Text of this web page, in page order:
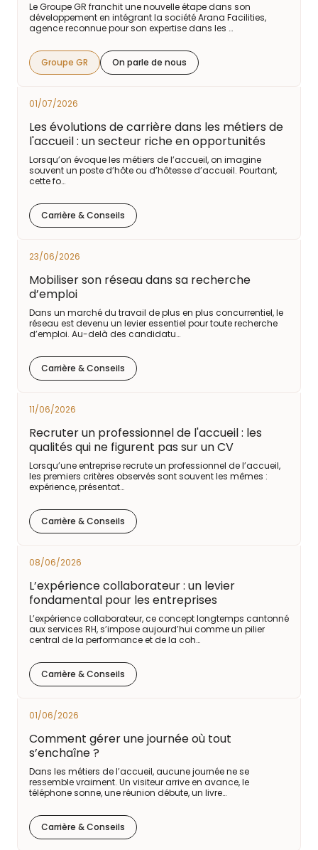
Le Groupe GR franchit une nouvelle étape dans son
développement en intégrant la société Arana Facilities,
agence reconnue pour son expertise dans les …
Groupe GR On parle de nous
01/07/2026
Les évolutions de carrière dans les métiers de
l'accueil : un secteur riche en opportunités
Lorsqu’on évoque les métiers de l’accueil, on imagine
souvent un poste d’hôte ou d’hôtesse d’accueil. Pourtant,
cette fo…
Carrière & Conseils
23/06/2026
Mobiliser son réseau dans sa recherche
d’emploi
Dans un marché du travail de plus en plus concurrentiel, le
réseau est devenu un levier essentiel pour toute recherche
d’emploi. Au-delà des candidatu…
Carrière & Conseils
11/06/2026
Recruter un professionnel de l'accueil : les
qualités qui ne figurent pas sur un CV
Lorsqu’une entreprise recrute un professionnel de l’accueil,
les premiers critères observés sont souvent les mêmes :
expérience, présentat…
Carrière & Conseils
08/06/2026
L’expérience collaborateur : un levier
fondamental pour les entreprises
L’expérience collaborateur, ce concept longtemps cantonné
aux services RH, s’impose aujourd’hui comme un pilier
central de la performance et de la coh…
Carrière & Conseils
01/06/2026
Comment gérer une journée où tout
s’enchaîne ?
Dans les métiers de l’accueil, aucune journée ne se
ressemble vraiment. Un visiteur arrive en avance, le
téléphone sonne, une réunion débute, un livre…
Carrière & Conseils